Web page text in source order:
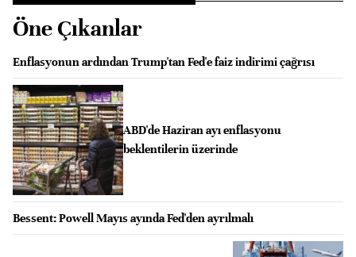
Öne Çıkanlar
Enflasyonun ardından Trump'tan Fed'e faiz indirimi çağrısı
ABD'de Haziran ayı enflasyonu
beklentilerin üzerinde
Bessent: Powell Mayıs ayında Fed'den ayrılmalı